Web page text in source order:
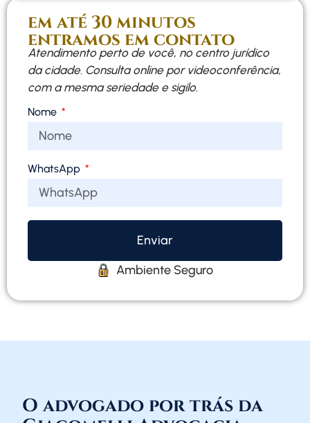
em até 30 minutos
entramos em contato
Atendimento perto de você, no centro jurídico
da cidade. Consulta online por videoconferência,
com a mesma seriedade e sigilo.
Nome
WhatsApp
Enviar
Ambiente Seguro
O advogado por trás da